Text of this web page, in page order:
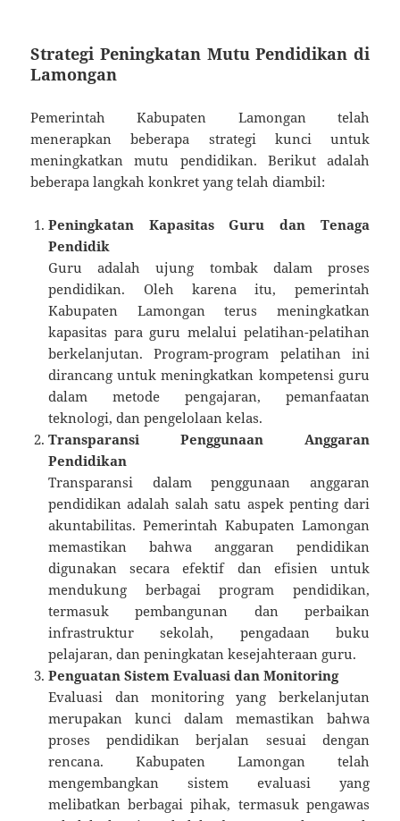
Strategi Peningkatan Mutu Pendidikan di
Lamongan
Pemerintah Kabupaten Lamongan telah
menerapkan beberapa strategi kunci untuk
meningkatkan mutu pendidikan. Berikut adalah
beberapa langkah konkret yang telah diambil:
Peningkatan Kapasitas Guru dan Tenaga
Pendidik
Guru adalah ujung tombak dalam proses
pendidikan. Oleh karena itu, pemerintah
Kabupaten Lamongan terus meningkatkan
kapasitas para guru melalui pelatihan-pelatihan
berkelanjutan. Program-program pelatihan ini
dirancang untuk meningkatkan kompetensi guru
dalam metode pengajaran, pemanfaatan
teknologi, dan pengelolaan kelas.
Transparansi Penggunaan Anggaran
Pendidikan
Transparansi dalam penggunaan anggaran
pendidikan adalah salah satu aspek penting dari
akuntabilitas. Pemerintah Kabupaten Lamongan
memastikan bahwa anggaran pendidikan
digunakan secara efektif dan efisien untuk
mendukung berbagai program pendidikan,
termasuk pembangunan dan perbaikan
infrastruktur sekolah, pengadaan buku
pelajaran, dan peningkatan kesejahteraan guru.
Penguatan Sistem Evaluasi dan Monitoring
Evaluasi dan monitoring yang berkelanjutan
merupakan kunci dalam memastikan bahwa
proses pendidikan berjalan sesuai dengan
rencana. Kabupaten Lamongan telah
mengembangkan sistem evaluasi yang
melibatkan berbagai pihak, termasuk pengawas